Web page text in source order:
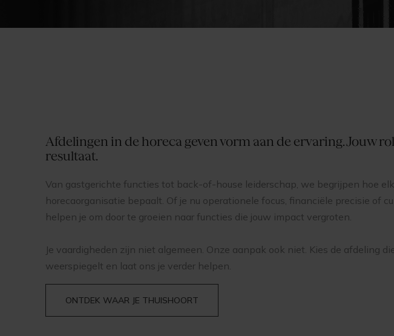
Afdelingen in de horeca geven vorm aan de ervaring. Jouw
resultaat.
Van gastgerichte functies tot back-of-house leiderschap, we begrijpen hoe
horecaorganisatie bepaalt. Of je nu operationele focus, financiële precisie of
helpen je om door te groeien naar functies die jouw impact vergroten.
Je vaardigheden zijn niet algemeen. Onze aanpak ook niet. Kies de afdeling
weerspiegelt en laat ons je verder helpen.
ONTDEK WAAR JE THUISHOORT